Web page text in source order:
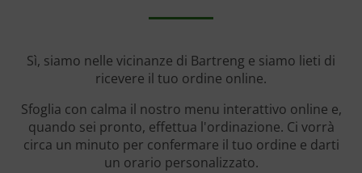
Sì, siamo nelle vicinanze di Bartreng e siamo lieti di
ricevere il tuo ordine online.
Sfoglia con calma il nostro menu interattivo online e,
quando sei pronto, effettua l'ordinazione. Ci vorrà
circa un minuto per confermare il tuo ordine e darti
un orario personalizzato.